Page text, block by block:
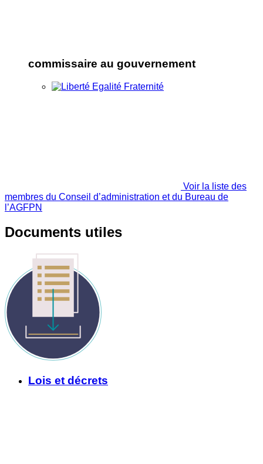
commissaire au gouvernement
Voir la liste des
membres du Conseil d’administration et du Bureau de
l’AGFPN
Documents utiles
Lois et décrets